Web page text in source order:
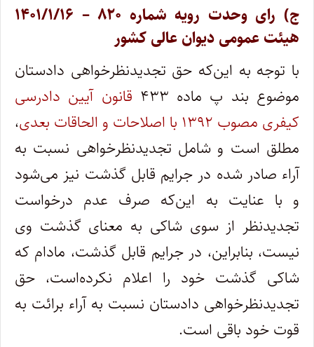
ج) رای وحدت‌ رویه شماره ۸۲۰ – ۱۴۰۱/۱/۱۶
هیئت عمومی دیوان ‌عالی ‌کشور
با توجه به این‌که حق تجدیدنظرخواهی دادستان
موضوع بند پ ماده ۴۳۳
قانون آیین دادرسی
کیفری مصوب ۱۳۹۲ با اصلاحات و الحاقات بعدی
،
مطلق است و شامل تجدیدنظرخواهی نسبت به
آراء صادر شده در جرایم قابل گذشت نیز می‌شود
و با عنایت به این‌که صرف عدم درخواست
تجدیدنظر از سوی شاکی به معنای گذشت وی
نیست، بنابراین، در جرایم قابل گذشت، مادام که
شاکی گذشت خود را اعلام نکرده‌است، حق
تجدیدنظرخواهی دادستان نسبت به آراء برائت به
قوت خود باقی است.